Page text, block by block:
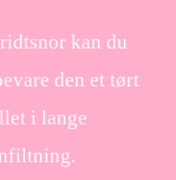
kan du
den et tørt
i lange